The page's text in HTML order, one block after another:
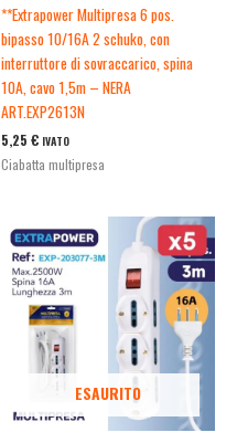
**Extrapower Multipresa 6 pos.
bipasso 10/16A 2 schuko, con
interruttore di sovraccarico, spina
10A, cavo 1,5m – NERA
ART.EXP2613N
5,25 € IVATO
Ciabatta multipresa
ESAURITO